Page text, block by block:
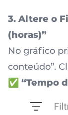
3. Altere o
(horas)”
No gráfico
conteúdo”.
✅ “Tempo